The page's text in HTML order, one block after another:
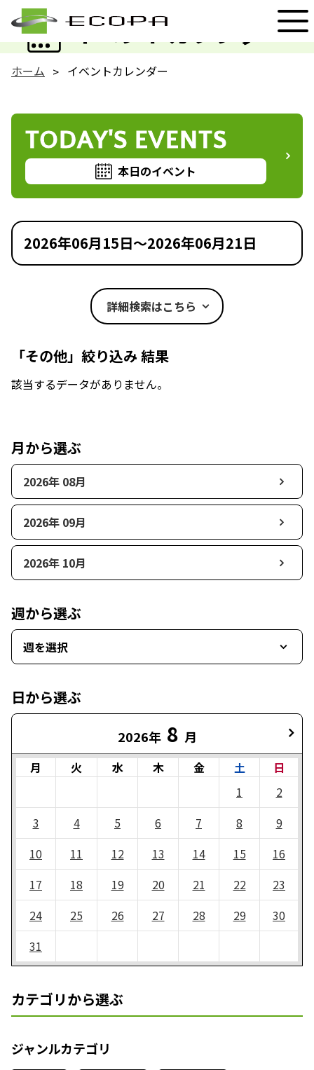
イベントカレンダー
EVENT
ホーム イベントカレンダー
TODAY'S EVENTS
本日のイベント
2026年06月15日～2026年06月21日
詳細検索はこちら
「その他」絞り込み 結果
該当するデータがありません。
月から選ぶ
2026年 08月
2026年 09月
2026年 10月
週から選ぶ
週を選択
日から選ぶ
2026年 8 月
月 火 水 木 金 土
日
1
2
3
4 5 6 7 8
9
10
11 12 13 14 15
16
17
18 19 20 21 22
23
24
25 26 27 28 29
30
31
カテゴリから選ぶ
ジャンルカテゴリ